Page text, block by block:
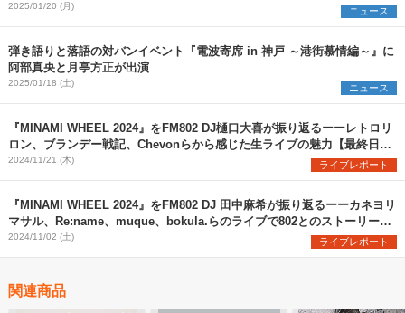
2025/01/20 (月) ニュース
弾き語りと落語の対バンイベント『電波寄席 in 神戸 ～港街慕情編～』に
阿部真央と月亭方正が出演
2025/01/18 (土) ニュース
『MINAMI WHEEL 2024』をFM802 DJ樋口大喜が振り返るーーレトロリ
ロン、ブランデー戦記、Chevonらから感じた生ライブの魅力【最終日
編】
2024/11/21 (木) ライブレポート
『MINAMI WHEEL 2024』をFM802 DJ 田中麻希が振り返るーーカネヨリ
マサル、Re:name、muque、bokula.らのライブで802とのストーリーを
実感【2日目編】
2024/11/02 (土) ライブレポート
関連商品